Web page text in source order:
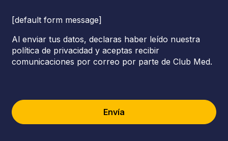
[default form message]
Al enviar tus datos, declaras haber leído nuestra
política de privacidad y aceptas recibir
comunicaciones por correo por parte de Club Med.
Envía